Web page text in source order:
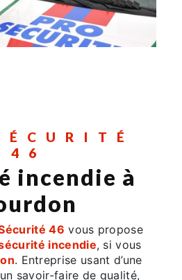
46
incendie à
46 vous propose
incendie, si vous
. Entreprise usant d’une
savoir-faire de qualité,